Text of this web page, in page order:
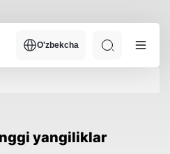
O'zbekcha
yangiliklar